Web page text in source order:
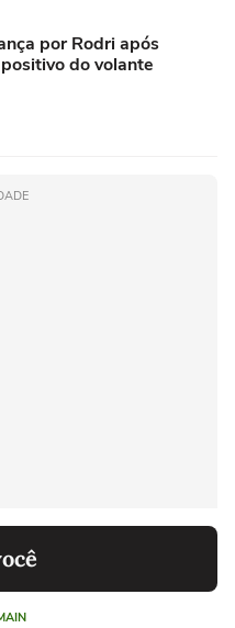
por Rodri após
do volante